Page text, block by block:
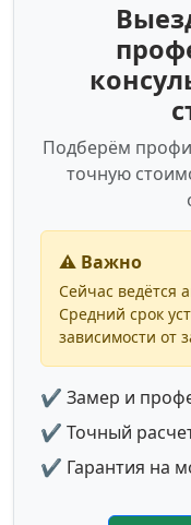
Подберём
точную
⚠️ Важно
Сейчас ведётся
Средний срок
зависимости от
✔ Замер и
✔ Точный
✔ Гарантия на